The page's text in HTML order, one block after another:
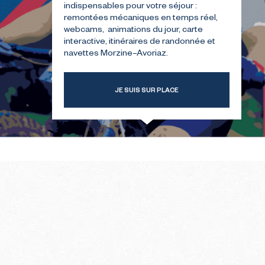
GUIDE POUR VOTRE
PREMIÈRE ÉTÉ
indispensables pour votre séjour :
remontées mécaniques en temps réel,
webcams, animations du jour, carte
interactive, itinéraires de randonnée et
navettes Morzine–Avoriaz.
JE SUIS SUR PLACE